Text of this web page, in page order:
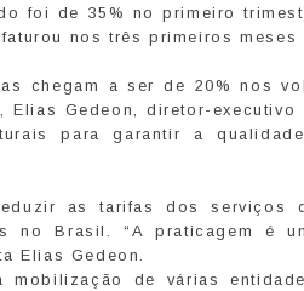
foi de 35% no primeiro
nos três primeiros
chegam a ser de 20% nos
Gedeon, diretor-executivo
para garantir a
as tarifas dos serviços
no Brasil. “A praticagem é
Elias Gedeon.
mobilização de várias